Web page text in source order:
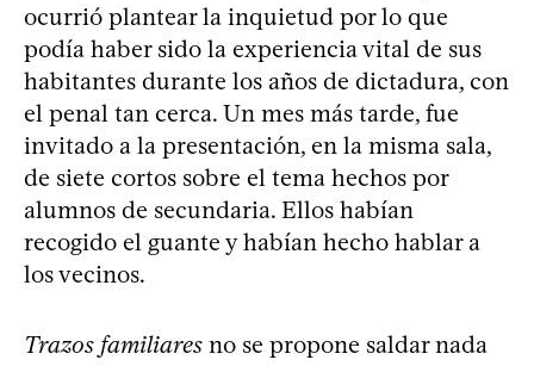
ocurrió plantear la inquietud por lo que
podía haber sido la experiencia vital de sus
habitantes durante los años de dictadura, con
el penal tan cerca. Un mes más tarde, fue
invitado a la presentación, en la misma sala,
de siete cortos sobre el tema hechos por
alumnos de secundaria. Ellos habían
recogido el guante y habían hecho hablar a
los vecinos.
Trazos familiares no se propone saldar nada